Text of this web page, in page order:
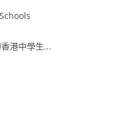
港中學生...